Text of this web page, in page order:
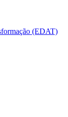
(EDAT)